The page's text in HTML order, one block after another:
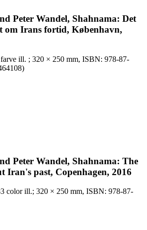
Peter Wandel, Shahnama: Det
om Irans fortid, København,
ill. ; 320 × 250 mm, ISBN: 978-87-
Peter Wandel, Shahnama: The
Iran's past, Copenhagen, 2016
color ill.; 320 × 250 mm, ISBN: 978-87-